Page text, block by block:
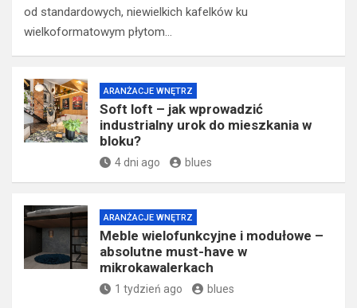
od standardowych, niewielkich kafelków ku
wielkoformatowym płytom…
ARANŻACJE WNĘTRZ
Soft loft – jak wprowadzić
industrialny urok do mieszkania w
bloku?
4 dni ago blues
ARANŻACJE WNĘTRZ
Meble wielofunkcyjne i modułowe –
absolutne must-have w
mikrokawalerkach
1 tydzień ago blues